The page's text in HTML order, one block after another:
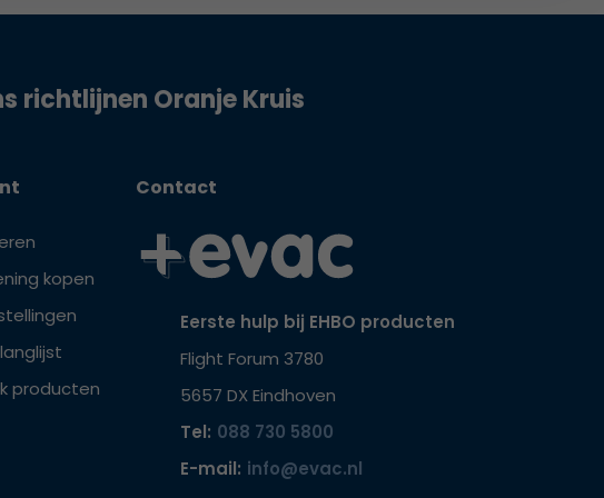
richtlijnen Oranje Kruis
kopen
producten
Contact
Eerste hulp bij EHBO producten
Flight Forum 3780
5657 DX Eindhoven
Tel: 088 730 5800
E-mail: info@evac.nl